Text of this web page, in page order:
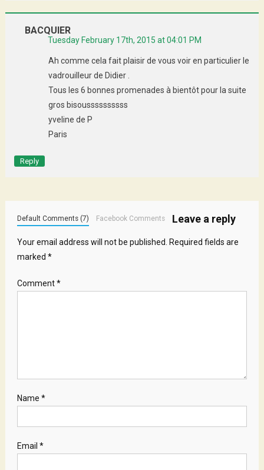
BACQUIER
Tuesday February 17th, 2015 at 04:01 PM
Ah comme cela fait plaisir de vous voir en particulier le
vadrouilleur de Didier .
Tous les 6 bonnes promenades à bientôt pour la suite
gros bisoussssssssss
yveline de P
Paris
Reply
Leave a reply
Default Comments (7) Facebook Comments
Your email address will not be published. Required fields are
marked *
Comment*
Name *
Email *